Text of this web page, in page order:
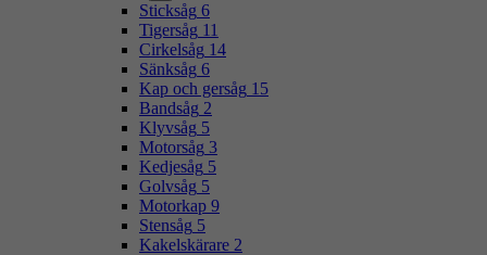
Sticksåg 6
Tigersåg 11
Cirkelsåg 14
Sänksåg 6
Kap och gersåg 15
Bandsåg 2
Klyvsåg 5
Motorsåg 3
Kedjesåg 5
Golvsåg 5
Motorkap 9
Stensåg 5
Kakelskärare 2